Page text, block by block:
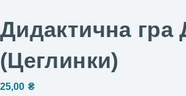
Дидактична гра
(Цеглинки)
25,00 ₴